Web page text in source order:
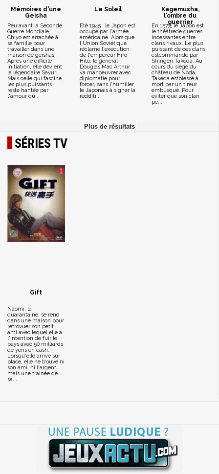
Mémoires d'une
Geisha
Peu avant la Seconde
Guerre Mondiale,
Chiyo est arrachée à
sa famille pour
travailler dans une
maison de geishas.
Après une difficile
initiation, elle devient
la légendaire Sayuri.
Mais celle qui fascine
les plus puissants
reste hantée par
l'amour qu...
Le Soleil
Eté 1945 : le Japon est
occupé par l'armée
américaine. Alors que
l'Union Soviétique
réclame l'exécution
de l'empereur Hiro
Hito, le général
Douglas Mac Arthur
va manoeuvrer avec
diplomatie pour
forcer, sans l'humilier,
le Japonais à signer la
redditi...
Kagemusha,
l'ombre du
guerrier
En 1573, le Japon est
le théâtrede guerres
incessantes entre
clans rivaux. Le plus
puissant de ces clans
estcommandé par
Shingen Takeda. Au
cours du siège du
château de Noda,
Takeda estblessé à
mort par un tireur
embusqué. Pour
éviter que son clan
pe...
SÉRIES TV
Gift
Naomi, la
quarantaine, se rend
dans une maison pour
retrovuer son petit
ami avec lequel elle a
l'intention de fuir le
pays avec 50 milliards
de yens en cash.
Lorsqu'elle arrive sur
place, elle ne trouve ni
son ami, ni l'argent,
mais une trainée de
sa...